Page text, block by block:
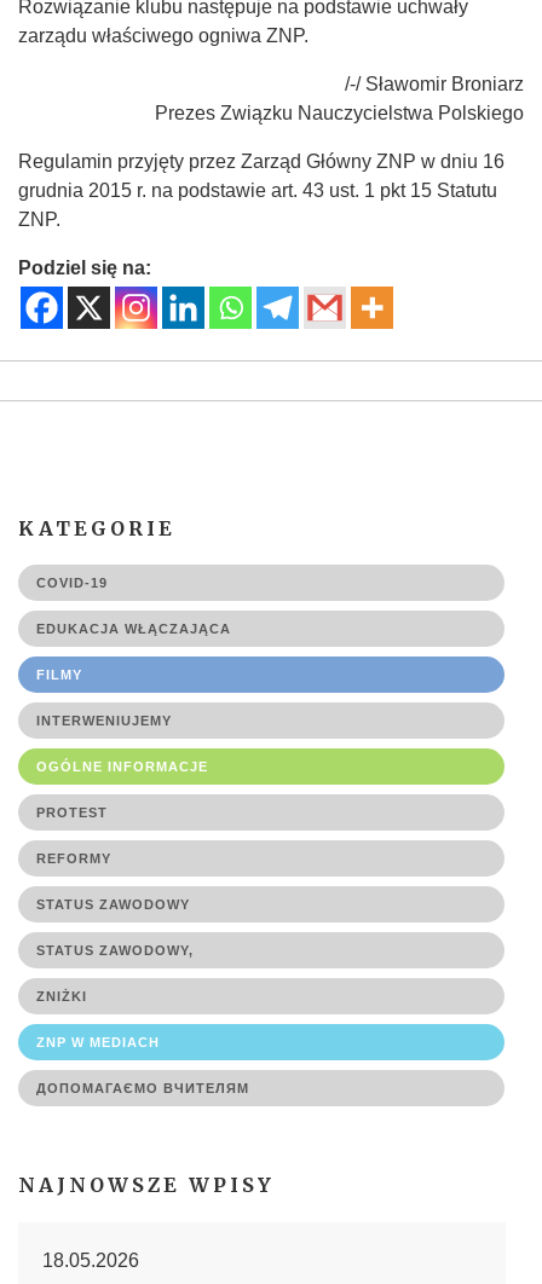
Rozwiązanie klubu następuje na podstawie uchwały
zarządu właściwego ogniwa ZNP.
/-/ Sławomir Broniarz
Prezes Związku Nauczycielstwa Polskiego
Regulamin przyjęty przez Zarząd Główny ZNP w dniu 16
grudnia 2015 r. na podstawie art. 43 ust. 1 pkt 15 Statutu
ZNP.
Podziel się na:
KATEGORIE
COVID-19
EDUKACJA WŁĄCZAJĄCA
FILMY
INTERWENIUJEMY
OGÓLNE INFORMACJE
PROTEST
REFORMY
STATUS ZAWODOWY
STATUS ZAWODOWY,
ZNIŻKI
ZNP W MEDIACH
ДОПОМАГАЄМО ВЧИТЕЛЯМ
NAJNOWSZE WPISY
18.05.2026